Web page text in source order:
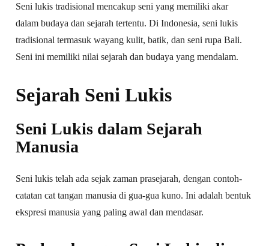
Seni lukis tradisional mencakup seni yang memiliki akar
dalam budaya dan sejarah tertentu. Di Indonesia, seni lukis
tradisional termasuk wayang kulit, batik, dan seni rupa Bali.
Seni ini memiliki nilai sejarah dan budaya yang mendalam.
Sejarah Seni Lukis
Seni Lukis dalam Sejarah
Manusia
Seni lukis telah ada sejak zaman prasejarah, dengan contoh-
catatan cat tangan manusia di gua-gua kuno. Ini adalah bentuk
ekspresi manusia yang paling awal dan mendasar.